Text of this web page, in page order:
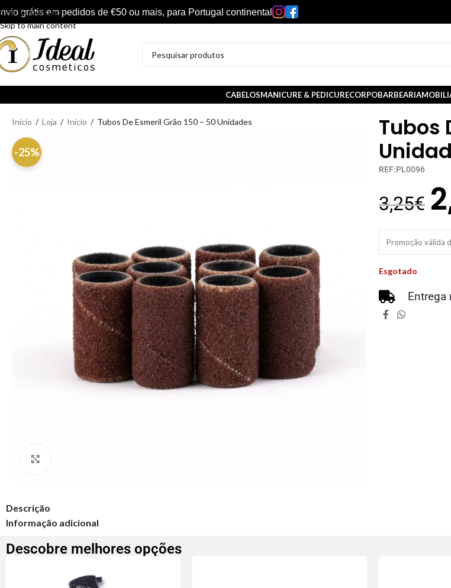
Skip to navigation
Skip to main content
grátis em pedidos de €50 ou mais, para Portugal continental
CABELOSMANICURE & PEDICURECORPOBARBEARIA
Início / Loja / Inicio / Tubos De Esmeril Grão 150 – 50 Unidades
-25%
Tubos
REF:PL0096
3,25€
Promoção válida
Esgotado
Entrega
Descrição
Informação adicional
Descobre melhores opções